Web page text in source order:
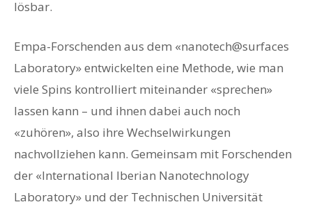
lösbar.
Empa-Forschenden aus dem «nanotech@surfaces
Laboratory» entwickelten eine Methode, wie man
viele Spins kontrolliert miteinander «sprechen»
lassen kann – und ihnen dabei auch noch
«zuhören», also ihre Wechselwirkungen
nachvollziehen kann. Gemeinsam mit Forschenden
der «International Iberian Nanotechnology
Laboratory» und der Technischen Universität